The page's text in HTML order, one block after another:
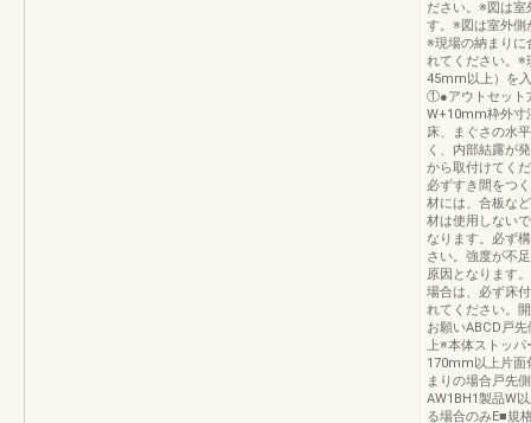
ださい。※図は室
す。※図は室外側
※現場の納まりに
れてください。※
45mm以上）を
①●アウトセット
W+10mm枠外寸
床、まぐさの水
く、内部結露が
から取付けてく
必ずすき間をつ
材には、合板な
材は使用しない
なります。必ず
さい。強度が不
原因となります
場合は、必ず床
れてください。
お願いABCD戸
上※本体ストッ
170mm以上片面
まりの場合戸先
AW1BH1製品W
る場合のみE■規